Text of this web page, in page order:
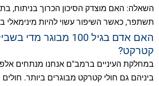
השאלה: האם מוצדק הסיכון הכרוך בניתוח,
תשתפר, כאשר השיפור עשוי להיות מינימאלי
האם אדם בגיל 100 מבוגר
קטרקט?
במחלקת העיניים ברמב"ם אנחנו מנתחים
ביניהם גם חולי קטרקט מבוגרים ביותר.